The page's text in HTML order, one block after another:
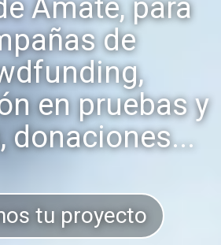
Amate, para
de
en pruebas y
donaciones...
tu proyecto